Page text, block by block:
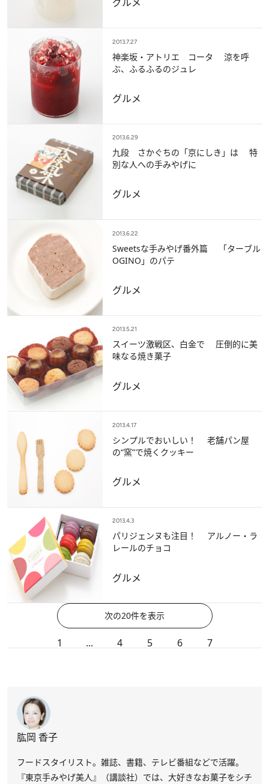
グルメ
2013.7.27
神楽坂・アトリエ コータ 涼を呼
ぶ、ふるふるのジュレ
グルメ
2013.6.29
九段 さかぐちの「京にしき」は 特
別な人への手みやげに
グルメ
2013.6.22
Sweetsな手みやげ番外篇 「ターブル
OGINO」のパテ
グルメ
2013.5.21
スイーツ激戦区、白金で 圧倒的に美
味なる焼き菓子
グルメ
2013.4.17
シンプルでおいしい！ 老舗パン屋
の“窯”で焼くクッキー
グルメ
2013.4.3
パリジェンヌも注目！ アルノー・ラ
レールのチョコ
グルメ
次の20件を表示
1 ... 4 5 6 7
肱岡 香子
フードスタイリスト。雑誌、書籍、テレビ番組などで活躍。
『東京手みやげ美人』（講談社）では、大好きなお菓子をシチ